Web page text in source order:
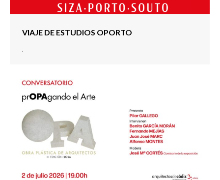
VIAJE DE ESTUDIOS OPORTO
.